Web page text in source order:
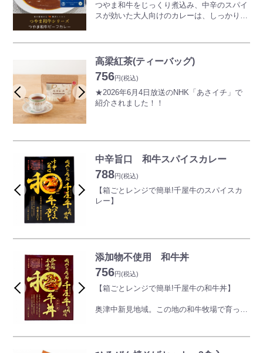
つやま和牛をじっくり煮込み、中辛のスパイ
スが効いた大人向けのカレーは、しっかりし
高梁紅茶(ティーバッグ)
756円(税込)
★2026年6月4日放送のNHK「あさイチ」で
紹介されました！！
原地域は、寒暖の差があることで昔からお茶
の栽培に適した土地です。そこで生まれた高
梁紅茶は今では春を告げる岡山県の特産品に
なりました。
備中宇治茶を使い「お城」「高梁川」「高
ティーに向いています。
渋みがなく、繊細な甘みも感じられるので和
食や和菓子との相性も◎
※こちらの商品は個装で便利なティーバッグ
タイプです。
※現在多くのご注文を頂戴しているためお届
けまでにお待たせする場合がございますので
中辛旨口 和牛スパイスカレー
788円(税込)
【箱ごとレンジで簡単!千屋牛のスパイスカ
レー】
フカレーです。
箱を開けて、そのままレンジ加熱でお手頃
に。
ら出してください。)
までほろほろにした中辛カレー、是非ご賞味
ください。
添加物不使用 和牛丼
756円(税込)
【箱ごとレンジで簡単!千屋牛の和牛丼】
奥津中新見地域。この地の和牛牧場で育った